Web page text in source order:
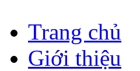
Trang chủ
Giới thiệu